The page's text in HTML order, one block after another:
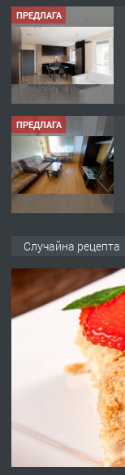
ПРЕДЛАГА
ПРЕДЛАГА
ПРЕДЛАГА
Случайна рецепта